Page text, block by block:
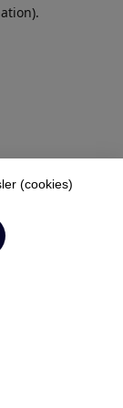
(cookies)